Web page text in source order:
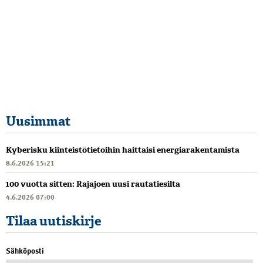
Uusimmat
Kyberisku kiinteistötietoihin haittaisi energiarakentamista
8.6.2026 15:21
100 vuotta sitten: Rajajoen uusi rautatiesilta
4.6.2026 07:00
Tilaa uutiskirje
Sähköposti